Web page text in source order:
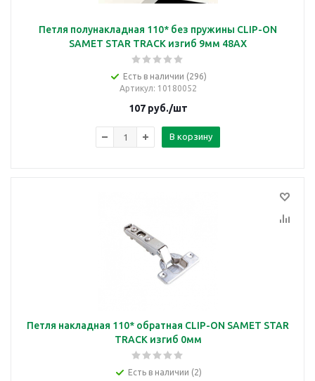
Петля полунакладная 110* без пружины CLIP-ON
SAMET STAR TRACK изгиб 9мм 48AX
Есть в наличии (296)
Артикул: 10180052
107руб./шт
В корзину
Петля накладная 110* обратная CLIP-ON SAMET STAR
TRACK изгиб 0мм
Есть в наличии (2)